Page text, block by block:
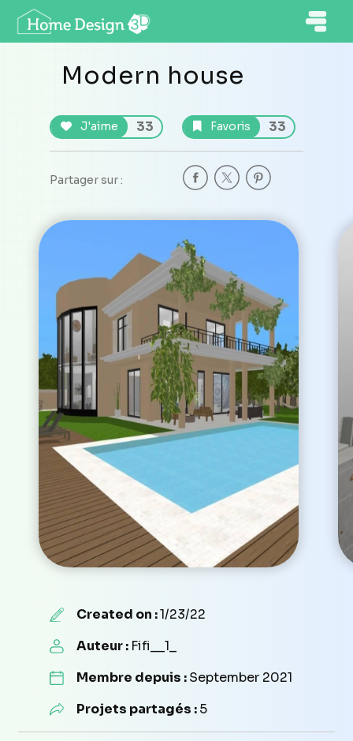
Modern house
J'aime 33 Favoris 33
Partager sur :
Created on :1/23/22
Auteur : Fifi__1_
Membre depuis :September 2021
Projets partagés :5